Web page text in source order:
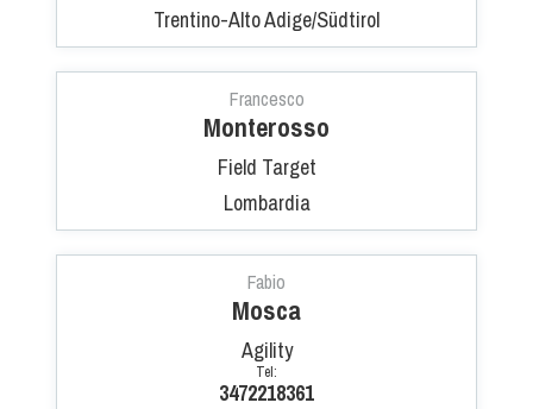
Trentino-Alto Adige/Südtirol
Francesco
Monterosso
Field Target
Lombardia
Fabio
Mosca
Agility
Tel:
3472218361